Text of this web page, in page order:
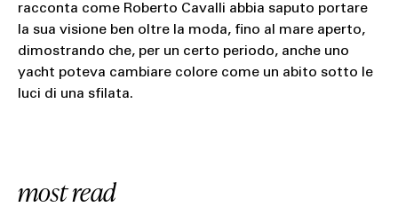
racconta come Roberto Cavalli abbia saputo portare
la sua visione ben oltre la moda, fino al mare aperto,
dimostrando che, per un certo periodo, anche uno
yacht poteva cambiare colore come un abito sotto le
luci di una sfilata.
most read